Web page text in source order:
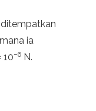
ditempatkan
ia
10−6 N.